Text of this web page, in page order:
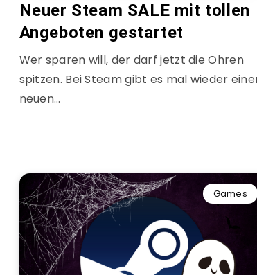
Neuer Steam SALE mit tollen
Angeboten gestartet
Wer sparen will, der darf jetzt die Ohren
spitzen. Bei Steam gibt es mal wieder
neuen…
Games